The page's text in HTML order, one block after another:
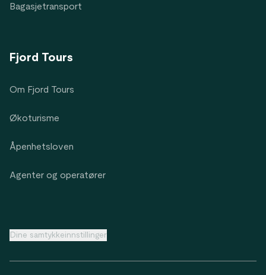
Bagasjetransport
Fjord Tours
Om Fjord Tours
Økoturisme
Åpenhetsloven
Agenter og operatører
Dine samtykkeinnstillinger